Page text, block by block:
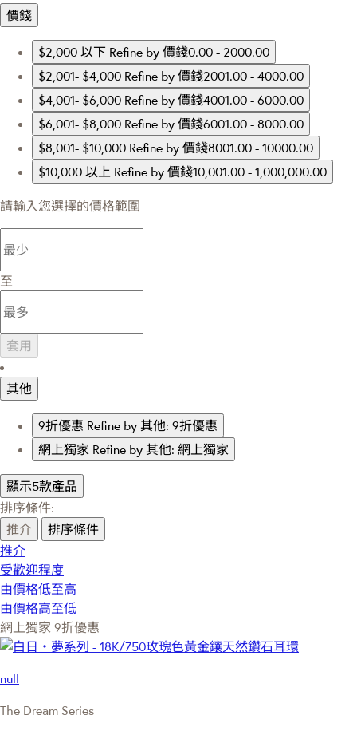
價錢
$2,000 以下 Refine by 價錢0.00 - 2000.00
$2,001- $4,000 Refine by 價錢2001.00 - 4000.00
$4,001- $6,000 Refine by 價錢4001.00 - 6000.00
$6,001- $8,000 Refine by 價錢6001.00 - 8000.00
$8,001- $10,000 Refine by 價錢8001.00 - 10000.00
$10,000 以上 Refine by 價錢10,001.00 - 1,000,000.00
請輸入您選擇的價格範圍
至
套用
其他
9折優惠 Refine by 其他: 9折優惠
網上獨家 Refine by 其他: 網上獨家
顯示5款產品
排序條件:
推介
排序條件
推介
受歡迎程度
由價格低至高
由價格高至低
網上獨家 9折優惠
null
The Dream Series